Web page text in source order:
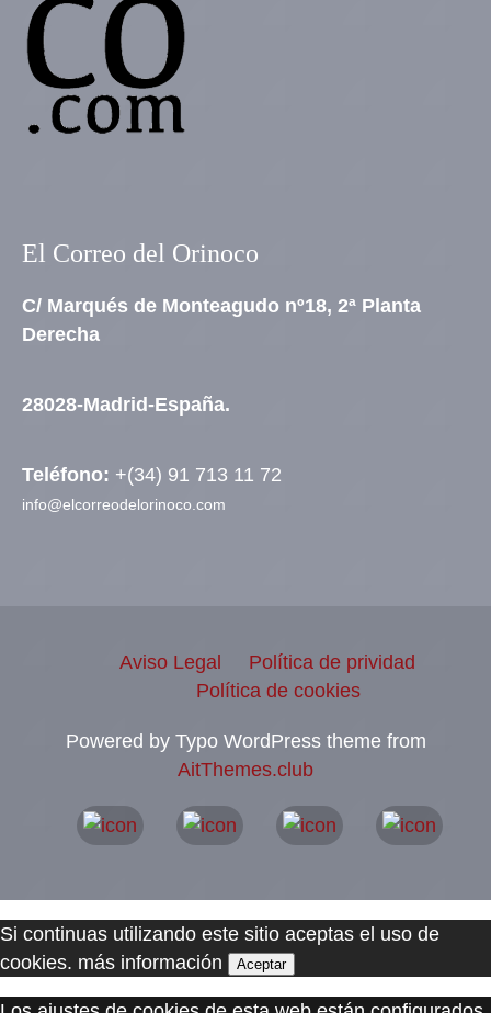
El Correo del Orinoco
C/ Marqués de Monteagudo nº18, 2ª Planta
Derecha
28028-Madrid-España.
Teléfono: +(34) 91 713 11 72
info@elcorreodelorinoco.com
Aviso Legal
Política de prividad
Política de cookies
Powered by Typo WordPress theme from
AitThemes.club
Si continuas utilizando este sitio aceptas el uso de
cookies. más información Aceptar